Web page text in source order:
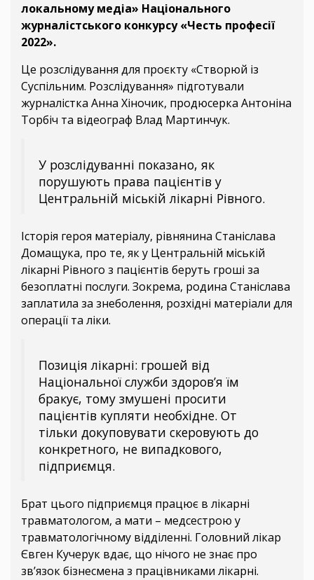
локальному медіа» Національного
журналістського конкурсу «Честь професії
2022».
Це розслідування для проєкту «Створюй із
Суспільним. Розслідування» підготували
журналістка Анна Хіночик, продюсерка Антоніна
Торбіч та відеограф Влад Мартинчук.
У розслідуванні показано, як
порушують права пацієнтів у
Центральній міській лікарні Рівного.
Історія героя матеріалу, рівнянина Станіслава
Домащука, про те, як у Центральній міській
лікарні Рівного з пацієнтів беруть гроші за
безоплатні послуги. Зокрема, родина Станіслава
заплатила за знеболення, розхідні матеріали для
операції та ліки.
Позиція лікарні: грошей від
Національної служби здоров’я їм
бракує, тому змушені просити
пацієнтів купляти необхідне. От
тільки докуповувати скеровують до
конкретного, не випадкового,
підприємця.
Брат цього підприємця працює в лікарні
травматологом, а мати – медсестрою у
травматологічному відділенні. Головний лікар
Євген Кучерук вдає, що нічого не знає про
зв’язок бізнесмена з працівниками лікарні.